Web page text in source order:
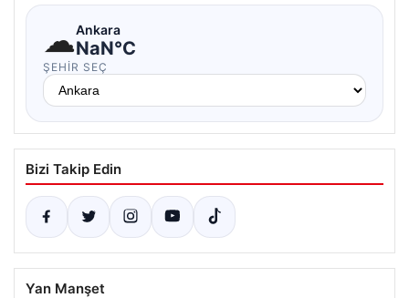
☁Ankara
NaN°C
ŞEHIR SEÇ
Bizi Takip Edin
Yan Manşet